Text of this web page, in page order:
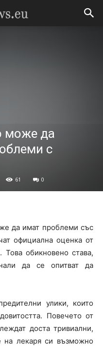
може да
с
61 0
да имат проблеми със
официална оценка от
Това обикновено става,
да се опитват да
улики, които
Повечето от
доста тривиални,
лекаря си възможно